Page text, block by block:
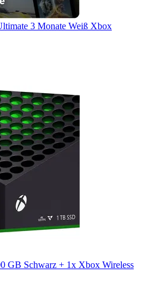
3 Monate Weiß Xbox
GB Schwarz + 1x Xbox Wireless